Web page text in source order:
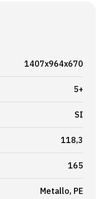
1407x964x670
5+
SI
118,3
165
Metallo PE